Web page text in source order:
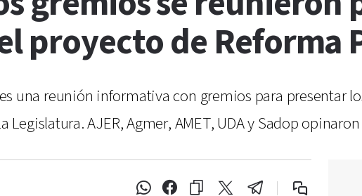
proyecto de Reforma
una reunión informativa con gremios para presentar
AJER, Agmer, AMET, UDA y Sadop